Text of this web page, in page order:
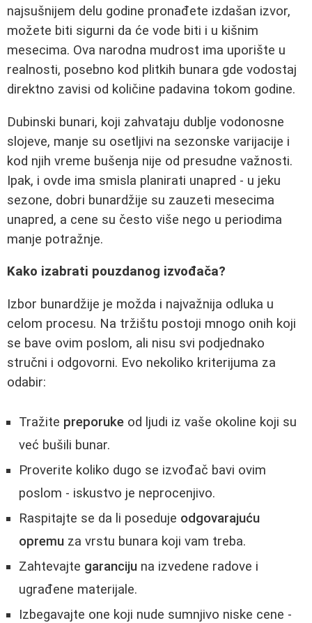
najsušnijem delu godine pronađete izdašan izvor,
možete biti sigurni da će vode biti i u kišnim
mesecima. Ova narodna mudrost ima uporište u
realnosti, posebno kod plitkih bunara gde vodostaj
direktno zavisi od količine padavina tokom godine.
Dubinski bunari, koji zahvataju dublje vodonosne
slojeve, manje su osetljivi na sezonske varijacije i
kod njih vreme bušenja nije od presudne važnosti.
Ipak, i ovde ima smisla planirati unapred - u jeku
sezone, dobri bunardžije su zauzeti mesecima
unapred, a cene su često više nego u periodima
manje potražnje.
Kako izabrati pouzdanog izvođača?
Izbor bunardžije je možda i najvažnija odluka u
celom procesu. Na tržištu postoji mnogo onih koji
se bave ovim poslom, ali nisu svi podjednako
stručni i odgovorni. Evo nekoliko kriterijuma za
odabir:
Tražite preporuke od ljudi iz vaše okoline koji su
već bušili bunar.
Proverite koliko dugo se izvođač bavi ovim
poslom - iskustvo je neprocenjivo.
Raspitajte se da li poseduje odgovarajuću
opremu za vrstu bunara koji vam treba.
Zahtevajte garanciju na izvedene radove i
ugrađene materijale.
Izbegavajte one koji nude sumnjivo niske cene -